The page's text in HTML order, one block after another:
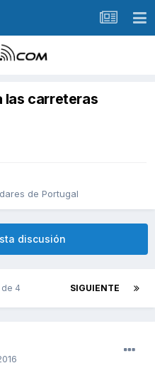
las carreteras
de Portugal
discusión
SIGUIENTE
de 4